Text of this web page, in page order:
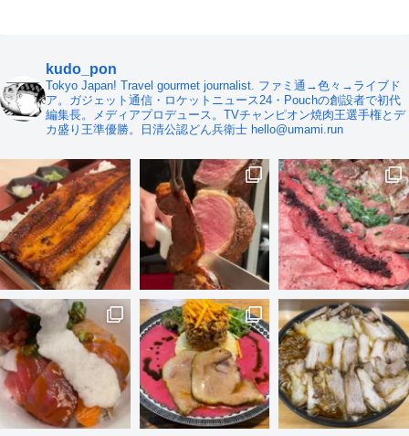
kudo_pon
Tokyo Japan! Travel gourmet journalist. ファミ通→色々→ライブド
ア。ガジェット通信・ロケットニュース24・Pouchの創設者で初代
編集長。メディアプロデュース。TVチャンピオン焼肉王選手権とデ
カ盛り王準優勝。日清公認どん兵衛士 hello@umami.run